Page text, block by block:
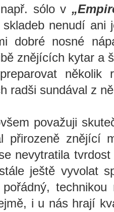
sólo v
nenudí ani
dobré nosné
znějících kytar a
několik
radši sundával z
považuji
přirozeně znějící
nevytratila
ještě vyvolat
technikou
i u nás hrají